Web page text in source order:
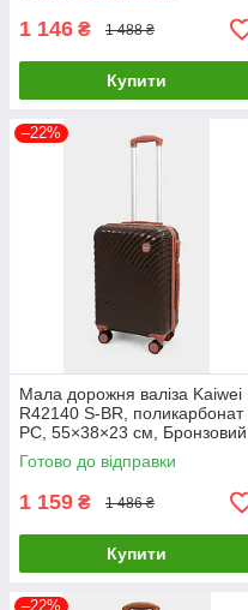
1 146 ₴ 1 488 ₴
Купити
–22%
Мала дорожня валіза Kaiwei
R42140 S-BR, поликарбонат
PC, 55×38×23 см, Бронзовий
Готово до відправки
1 159 ₴ 1 486 ₴
Купити
–22%